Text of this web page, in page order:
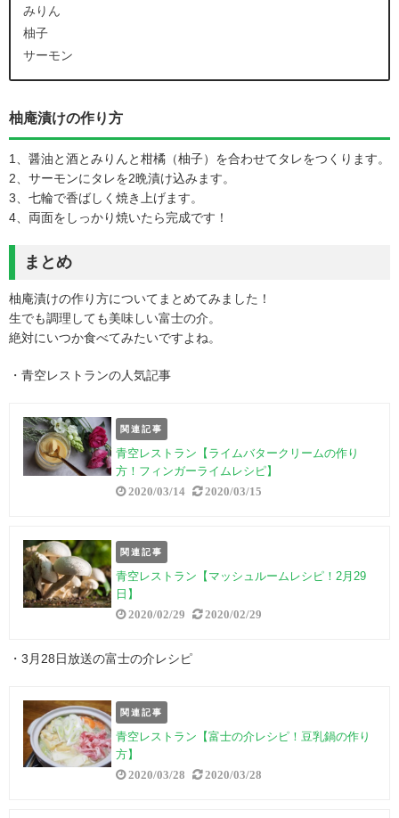
みりん
柚子
サーモン
柚庵漬けの作り方
1、醤油と酒とみりんと柑橘（柚子）を合わせてタレをつくります。
2、サーモンにタレを2晩漬け込みます。
3、七輪で香ばしく焼き上げます。
4、両面をしっかり焼いたら完成です！
まとめ
柚庵漬けの作り方についてまとめてみました！
生でも調理しても美味しい富士の介。
絶対にいつか食べてみたいですよね。
・青空レストランの人気記事
関連記事
青空レストラン【ライムバタークリームの作り
方！フィンガーライムレシピ】
2020/03/14 2020/03/15
関連記事
青空レストラン【マッシュルームレシピ！2月29
日】
2020/02/29 2020/02/29
・3月28日放送の富士の介レシピ
関連記事
青空レストラン【富士の介レシピ！豆乳鍋の作り
方】
2020/03/28 2020/03/28